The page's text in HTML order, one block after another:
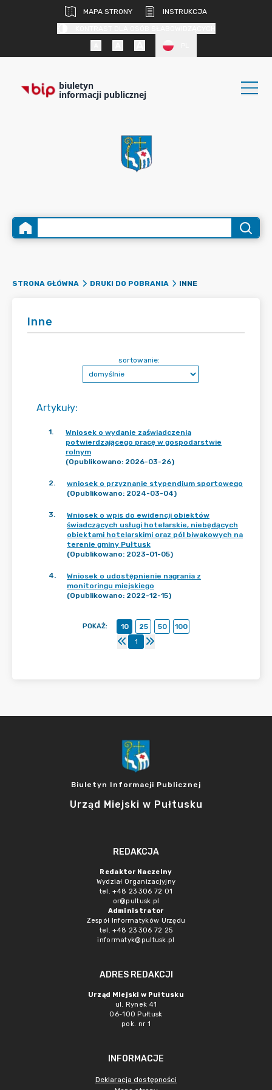
MAPA STRONY
INSTRUKCJA
biuletyn
informacji publicznej
STRONA GŁÓWNA DRUKI DO POBRANIA INNE
Inne
Artykuły:
sortowanie:
1.
Wniosek o wydanie zaświadczenia
potwierdzającego pracę w gospodarstwie
rolnym
(Opublikowano: 2026-03-26)
2.
wniosek o przyznanie stypendium sportowego
(Opublikowano: 2024-03-04)
3.
Wniosek o wpis do ewidencji obiektów
świadczących usługi hotelarskie, niebędących
obiektami hotelarskimi oraz pól biwakowych na
terenie gminy Pułtusk
(Opublikowano: 2023-01-05)
4.
Wniosek o udostępnienie nagrania z
monitoringu miejskiego
(Opublikowano: 2022-12-15)
POKAŻ: 10 25 50
100
1
Biuletyn Informacji Publicznej
Urząd Miejski w Pułtusku
REDAKCJA
Redaktor Naczelny
Wydział Organizacjyjny
tel. +48 23 306 72 01
or@pultusk.pl
Administrator
Zespół Informatyków Urzędu
tel. +48 23 306 72 25
informatyk@pultusk.pl
ADRES REDAKCJI
Urząd Miejski w Pułtusku
ul. Rynek 41
06-100 Pułtusk
pok. nr 1
INFORMACJE
Deklaracja dostępności